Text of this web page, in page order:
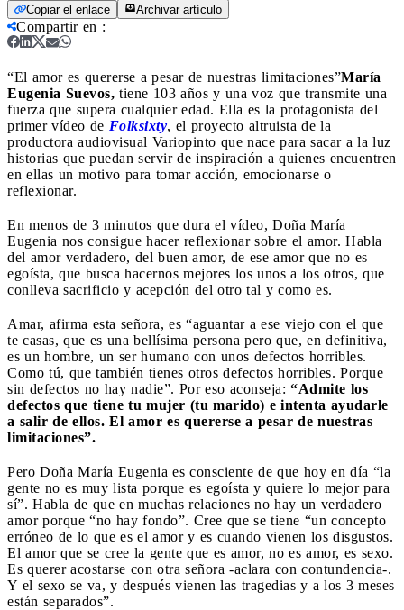
Copiar el enlace Archivar artículo
Compartir en :
“El amor es quererse a pesar de nuestras limitaciones”María
Eugenia Suevos, tiene 103 años y una voz que transmite una
fuerza que supera cualquier edad. Ella es la protagonista del
primer vídeo de Folksixty, el proyecto altruista de la
productora audiovisual Variopinto que nace para sacar a la luz
historias que puedan servir de inspiración a quienes encuentren
en ellas un motivo para tomar acción, emocionarse o
reflexionar.
En menos de 3 minutos que dura el vídeo, Doña María
Eugenia nos consigue hacer reflexionar sobre el amor. Habla
del amor verdadero, del buen amor, de ese amor que no es
egoísta, que busca hacernos mejores los unos a los otros, que
conlleva sacrificio y acepción del otro tal y como es.
Amar, afirma esta señora, es “aguantar a ese viejo con el que
te casas, que es una bellísima persona pero que, en definitiva,
es un hombre, un ser humano con unos defectos horribles.
Como tú, que también tienes otros defectos horribles. Porque
sin defectos no hay nadie”. Por eso aconseja: “Admite los
defectos que tiene tu mujer (tu marido) e intenta ayudarle
a salir de ellos. El amor es quererse a pesar de nuestras
limitaciones”.
Pero Doña María Eugenia es consciente de que hoy en día “la
gente no es muy lista porque es egoísta y quiere lo mejor para
sí”. Habla de que en muchas relaciones no hay un verdadero
amor porque “no hay fondo”. Cree que se tiene “un concepto
erróneo de lo que es el amor y es cuando vienen los disgustos.
El amor que se cree la gente que es amor, no es amor, es sexo.
Es querer acostarse con otra señora -aclara con contundencia-.
Y el sexo se va, y después vienen las tragedias y a los 3 meses
están separados”.